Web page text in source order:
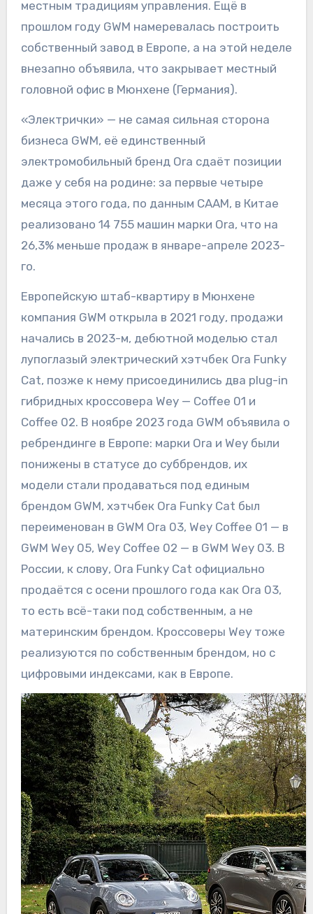
местным традициям управления. Ещё в
прошлом году GWM намеревалась построить
собственный завод в Европе, а на этой неделе
внезапно объявила, что закрывает местный
головной офис в Мюнхене (Германия).
«Электрички» — не самая сильная сторона
бизнеса GWM, её единственный
электромобильный бренд Ora сдаёт позиции
даже у себя на родине: за первые четыре
месяца этого года, по данным CAAM, в Китае
реализовано 14 755 машин марки Ora, что на
26,3% меньше продаж в январе-апреле 2023-
го.
Европейскую штаб-квартиру в Мюнхене
компания GWM открыла в 2021 году, продажи
начались в 2023-м, дебютной моделью стал
лупоглазый электрический хэтчбек Ora Funky
Cat, позже к нему присоединились два plug-in
гибридных кроссовера Wey — Coffee 01 и
Coffee 02. В ноябре 2023 года GWM объявила о
ребрендинге в Европе: марки Ora и Wey были
понижены в статусе до суббрендов, их
модели стали продаваться под единым
брендом GWM, хэтчбек Ora Funky Cat был
переименован в GWM Ora 03, Wey Coffee 01 — в
GWM Wey 05, Wey Coffee 02 — в GWM Wey 03. В
России, к слову, Ora Funky Cat официально
продаётся с осени прошлого года как Ora 03,
то есть всё-таки под собственным, а не
материнским брендом. Кроссоверы Wey тоже
реализуются по собственным брендом, но с
цифровыми индексами, как в Европе.